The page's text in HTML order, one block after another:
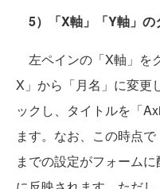
5）「X軸」「Y軸」
左ペインの「X軸」を
X」から「月名」に変更
ックし、タイトルを「
ます。なお、この時点
までの設定がフォーム